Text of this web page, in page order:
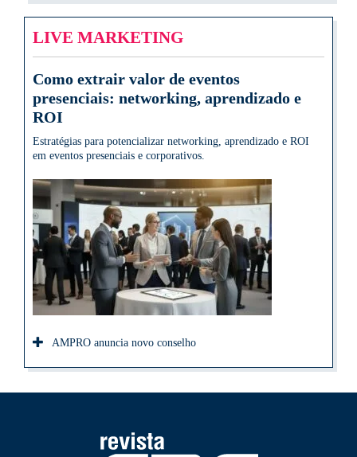
LIVE MARKETING
Como extrair valor de eventos
presenciais: networking, aprendizado e
ROI
Estratégias para potencializar networking, aprendizado e ROI
em eventos presenciais e corporativos.
AMPRO anuncia novo conselho